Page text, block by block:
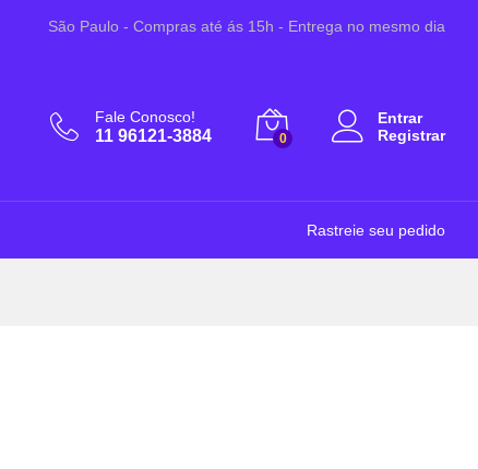
São Paulo - Compras até ás 15h - Entrega no mesmo dia
Fale Conosco!
11 96121-3884 0
Entrar
Registrar
Rastreie seu pedido
R$53,00 Adicionar ao Carrinho